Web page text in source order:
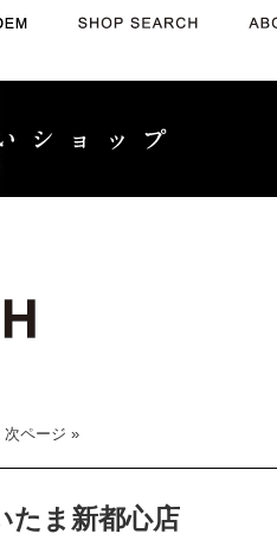
ページ »
ま新都心店